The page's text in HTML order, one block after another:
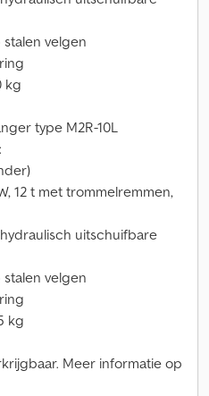
velgen
kg
type M2R-10L
12 t met trommelremmen,
uitschuifbare
velgen
kg
Meer informatie op